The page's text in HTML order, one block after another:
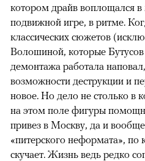
котором драйв воплощался в
подвижной игре, в ритме.
классических сюжетов
Волошиной, которые
демонтажа работала
возможности деструкции и
новое. Но дело не столько в
на этом поле фигуры
привез в Москву, да и
«питерского неформата», по
скучает. Жизнь ведь редко